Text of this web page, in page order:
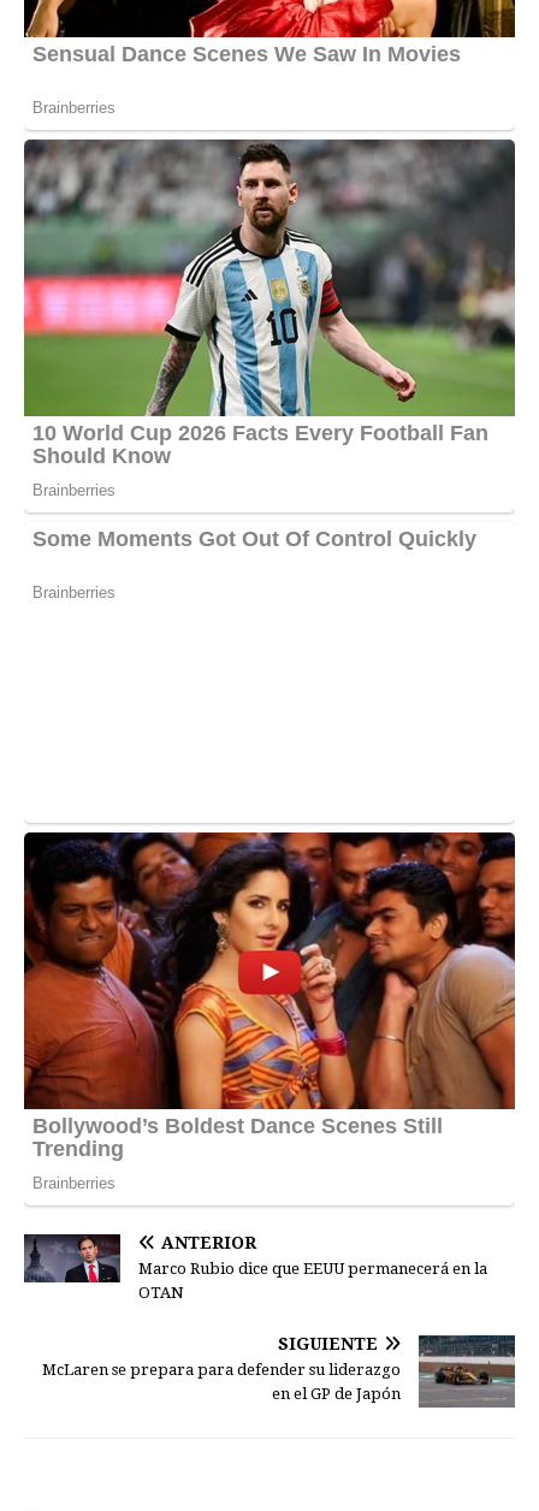
ANTERIOR
Marco Rubio dice que EEUU permanecerá en la
OTAN
SIGUIENTE
McLaren se prepara para defender su liderazgo
en el GP de Japón